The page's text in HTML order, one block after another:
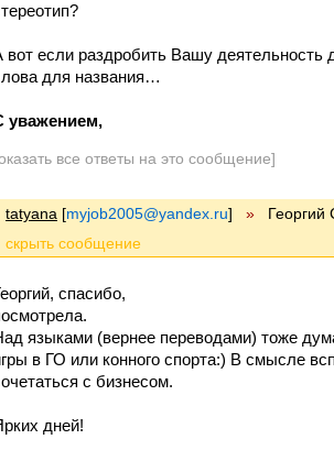
вот если раздробить Вашу
для названия…
уважением,
все ответы на это сообщение]
tatyana [myjob2005@yandex.ru] » Георгий
спасибо,
языками (вернее переводами) тоже
в ГО или конного спорта:) В смысле
с бизнесом.
дней!